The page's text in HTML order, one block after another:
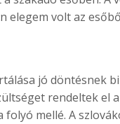
elegem volt az
jó döntésnek
rendeltek el
folyó mellé. A